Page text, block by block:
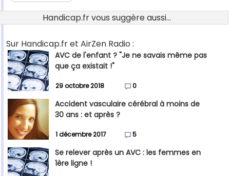
Handicap.fr vous suggère aussi...
Sur Handicap.fr et AirZen Radio :
AVC de l'enfant ? "Je ne savais même pas
que ça existait !"
29 octobre 2018 0
Accident vasculaire cérébral à moins de
30 ans : et après ?
1 décembre 2017 5
Se relever après un AVC : les femmes en
1ère ligne !